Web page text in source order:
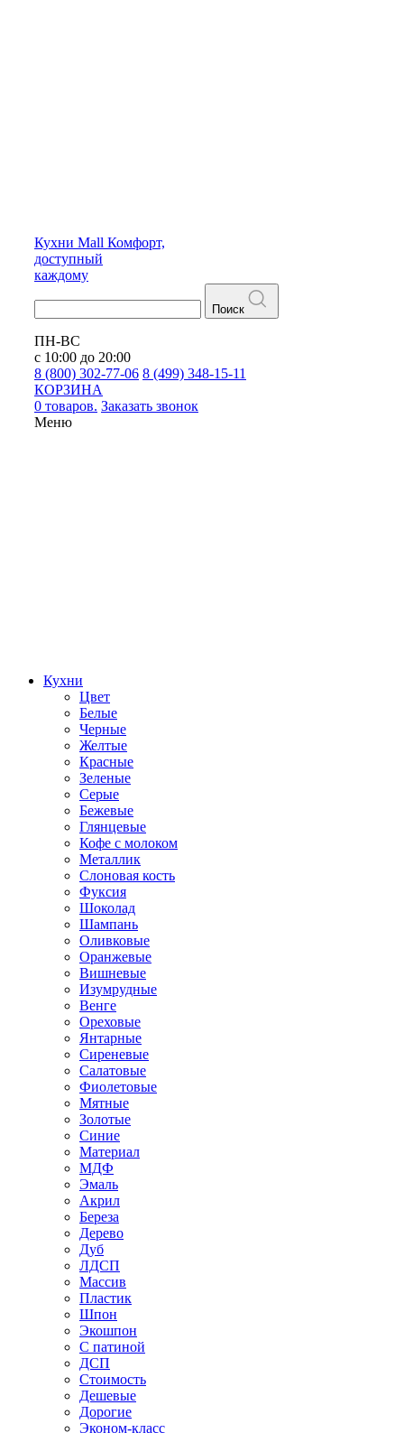
Кухни Mall Комфорт,
доступный
каждому
Поиск
ПН-ВС
с 10:00 до 20:00
8 (800) 302-77-06 8 (499) 348-15-11
КОРЗИНА
0 товаров. Заказать звонок
Меню
Кухни
Цвет
Белые
Черные
Желтые
Красные
Зеленые
Серые
Бежевые
Глянцевые
Кофе с молоком
Металлик
Слоновая кость
Фуксия
Шоколад
Шампань
Оливковые
Оранжевые
Вишневые
Изумрудные
Венге
Ореховые
Янтарные
Сиреневые
Салатовые
Фиолетовые
Мятные
Золотые
Синие
Материал
МДФ
Эмаль
Акрил
Береза
Дерево
Дуб
ЛДСП
Массив
Пластик
Шпон
Экошпон
С патиной
ДСП
Стоимость
Дешевые
Дорогие
Эконом-класс